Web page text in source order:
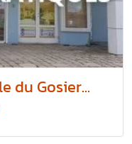
du Gosier...